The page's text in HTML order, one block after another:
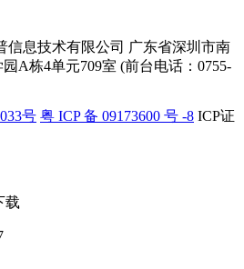
信息技术有限公司 广东省深圳市南
A栋4单元709室 (前台电话：0755-
号 粤 ICP 备 09173600 号 -8 ICP证